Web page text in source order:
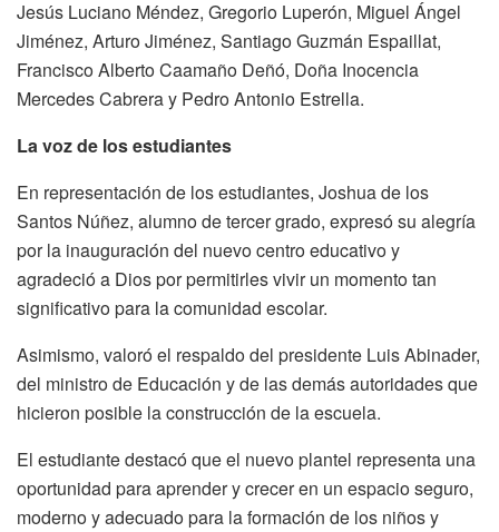
Jesús Luciano Méndez, Gregorio Luperón, Miguel Ángel
Jiménez, Arturo Jiménez, Santiago Guzmán Espaillat,
Francisco Alberto Caamaño Deñó, Doña Inocencia
Mercedes Cabrera y Pedro Antonio Estrella.
La voz de los estudiantes
En representación de los estudiantes, Joshua de los
Santos Núñez, alumno de tercer grado, expresó su alegría
por la inauguración del nuevo centro educativo y
agradeció a Dios por permitirles vivir un momento tan
significativo para la comunidad escolar.
Asimismo, valoró el respaldo del presidente Luis Abinader,
del ministro de Educación y de las demás autoridades que
hicieron posible la construcción de la escuela.
El estudiante destacó que el nuevo plantel representa una
oportunidad para aprender y crecer en un espacio seguro,
moderno y adecuado para la formación de los niños y